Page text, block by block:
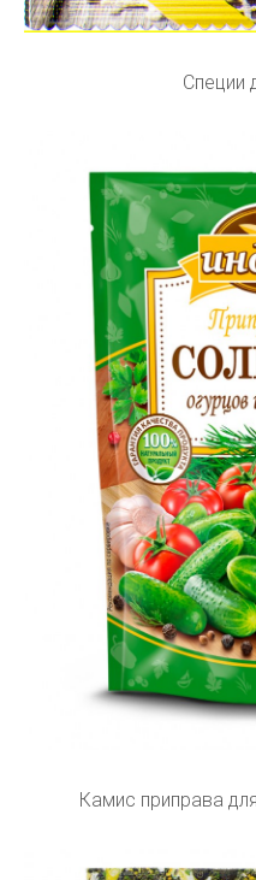
Специи
Камис приправа